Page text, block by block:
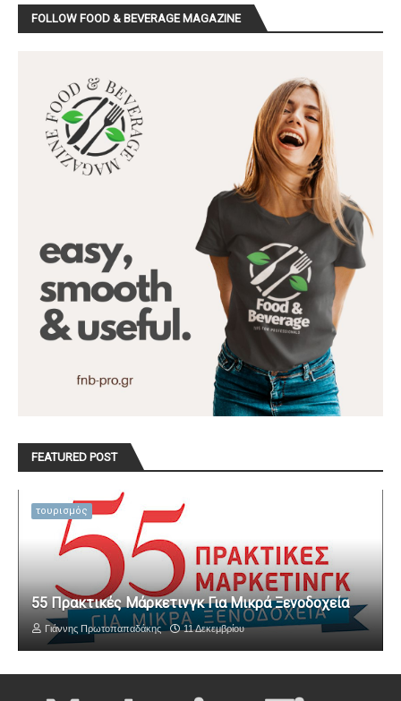
FOLLOW FOOD & BEVERAGE MAGAZINE
FEATURED POST
τουρισμός
55 Πρακτικές Μάρκετινγκ Για Μικρά Ξενοδοχεία
Γιάννης Πρωτοπαπαδάκης 11 Δεκεμβρίου